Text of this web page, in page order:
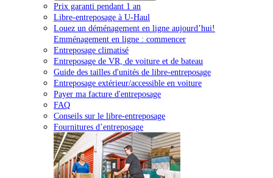
Prix garanti pendant 1 an
Libre-entreposage à U-Haul
Louez un déménagement en ligne aujourd’hui!
Emménagement en ligne : commencer
Entreposage climatisé
Entreposage de VR, de voiture et de bateau
Guide des tailles d'unités de libre-entreposage
Entreposage extérieur/accessible en voiture
Payer ma facture d'entreposage
FAQ
Conseils sur le libre-entreposage
Fournitures d’entreposage